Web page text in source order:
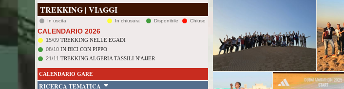
TREKKING | VIAGGI
In uscita In chiusura Disponibile Chiuso
CALENDARIO 2026
15/09 TREKKING NELLE EGADI
08/10 IN BICI CON PIPPO
21/11 TREKKING ALGERIA TASSILI N'AJJER
CALENDARIO GARE
RICERCA TEMATICA